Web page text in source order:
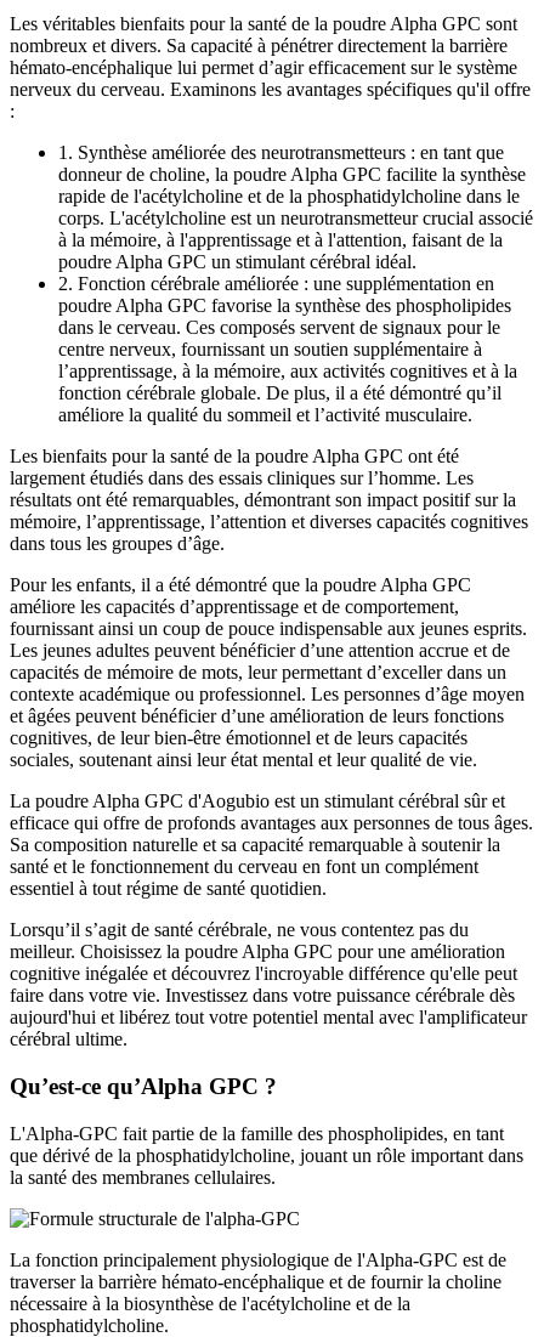
Les véritables bienfaits pour la santé de la poudre Alpha GPC sont
nombreux et divers. Sa capacité à pénétrer directement la barrière
hémato-encéphalique lui permet d’agir efficacement sur le système
nerveux du cerveau. Examinons les avantages spécifiques qu'il offre
:
1. Synthèse améliorée des neurotransmetteurs : en tant que
donneur de choline, la poudre Alpha GPC facilite la synthèse
rapide de l'acétylcholine et de la phosphatidylcholine dans le
corps. L'acétylcholine est un neurotransmetteur crucial associé
à la mémoire, à l'apprentissage et à l'attention, faisant de la
poudre Alpha GPC un stimulant cérébral idéal.
2. Fonction cérébrale améliorée : une supplémentation en
poudre Alpha GPC favorise la synthèse des phospholipides
dans le cerveau. Ces composés servent de signaux pour le
centre nerveux, fournissant un soutien supplémentaire à
l’apprentissage, à la mémoire, aux activités cognitives et à la
fonction cérébrale globale. De plus, il a été démontré qu’il
améliore la qualité du sommeil et l’activité musculaire.
Les bienfaits pour la santé de la poudre Alpha GPC ont été
largement étudiés dans des essais cliniques sur l’homme. Les
résultats ont été remarquables, démontrant son impact positif sur la
mémoire, l’apprentissage, l’attention et diverses capacités cognitives
dans tous les groupes d’âge.
Pour les enfants, il a été démontré que la poudre Alpha GPC
améliore les capacités d’apprentissage et de comportement,
fournissant ainsi un coup de pouce indispensable aux jeunes esprits.
Les jeunes adultes peuvent bénéficier d’une attention accrue et de
capacités de mémoire de mots, leur permettant d’exceller dans un
contexte académique ou professionnel. Les personnes d’âge moyen
et âgées peuvent bénéficier d’une amélioration de leurs fonctions
cognitives, de leur bien-être émotionnel et de leurs capacités
sociales, soutenant ainsi leur état mental et leur qualité de vie.
La poudre Alpha GPC d'Aogubio est un stimulant cérébral sûr et
efficace qui offre de profonds avantages aux personnes de tous âges.
Sa composition naturelle et sa capacité remarquable à soutenir la
santé et le fonctionnement du cerveau en font un complément
essentiel à tout régime de santé quotidien.
Lorsqu’il s’agit de santé cérébrale, ne vous contentez pas du
meilleur. Choisissez la poudre Alpha GPC pour une amélioration
cognitive inégalée et découvrez l'incroyable différence qu'elle peut
faire dans votre vie. Investissez dans votre puissance cérébrale dès
aujourd'hui et libérez tout votre potentiel mental avec l'amplificateur
cérébral ultime.
Qu’est-ce qu’Alpha GPC ?
L'Alpha-GPC fait partie de la famille des phospholipides, en tant
que dérivé de la phosphatidylcholine, jouant un rôle important dans
la santé des membranes cellulaires.
La fonction principalement physiologique de l'Alpha-GPC est de
traverser la barrière hémato-encéphalique et de fournir la choline
nécessaire à la biosynthèse de l'acétylcholine et de la
phosphatidylcholine.